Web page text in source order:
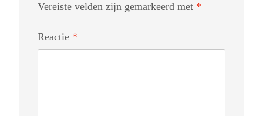
Vereiste velden zijn gemarkeerd met *
Reactie *